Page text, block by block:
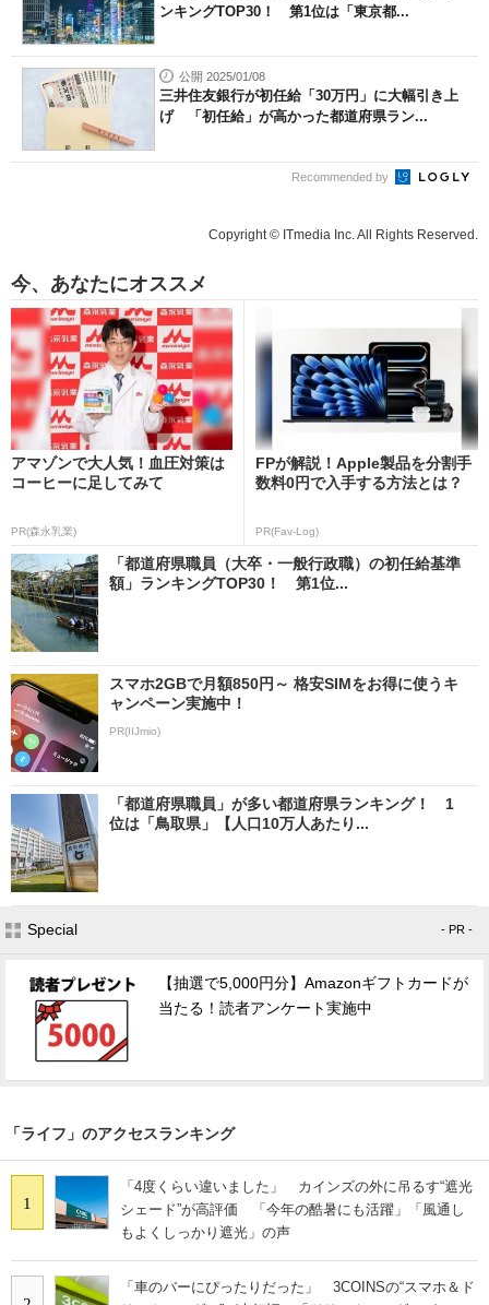
ンキングTOP30！ 第1位は「東京都...
公開 2025/01/08
三井住友銀行が初任給「30万円」に大幅引き上
げ 「初任給」が高かった都道府県ラン...
Recommended by
Copyright © ITmedia Inc. All Rights Reserved.
今、あなたにオススメ
アマゾンで大人気！血圧対策は
コーヒーに足してみて
PR(森永乳業)
FPが解説！Apple製品を分割手
数料0円で入手する方法とは？
PR(Fav-Log)
「都道府県職員（大卒・一般行政職）の初任給基準
額」ランキングTOP30！ 第1位...
スマホ2GBで月額850円～ 格安SIMをお得に使うキ
ャンペーン実施中！
PR(IIJmio)
「都道府県職員」が多い都道府県ランキング！ 1
位は「鳥取県」【人口10万人あたり...
Special - PR -
【抽選で5,000円分】Amazonギフトカードが
当たる！読者アンケート実施中
「ライフ」のアクセスランキング
1
「4度くらい違いました」 カインズの外に吊るす“遮光
シェード”が高評価 「今年の酷暑にも活躍」「風通し
もよくしっかり遮光」の声
「車のバーにぴったりだった」 3COINSの“スマホ＆ド